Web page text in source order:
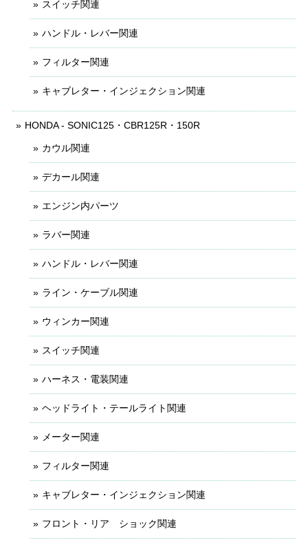
スイッチ関連
ハンドル・レバー関連
フィルター関連
キャブレター・インジェクション関連
HONDA - SONIC125・CBR125R・150R
カウル関連
デカール関連
エンジン内パーツ
ラバー関連
ハンドル・レバー関連
ライン・ケーブル関連
ウィンカー関連
スイッチ関連
ハーネス・電装関連
ヘッドライト・テールライト関連
メーター関連
フィルター関連
キャブレター・インジェクション関連
フロント・リア ショック関連